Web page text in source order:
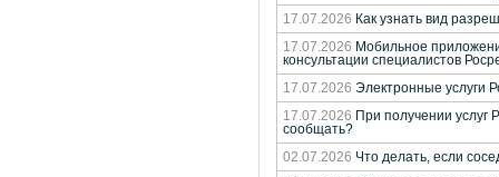
17.07.2026 Как узнать вид
17.07.2026 Мобильное
консультации специалистов
17.07.2026 Электронные услуги
17.07.2026 При получении
сообщать?
02.07.2026 Что делать, если